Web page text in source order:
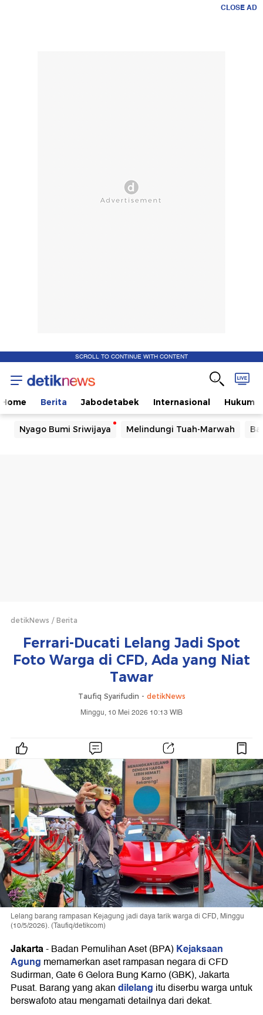
CLOSE AD
SCROLL TO CONTINUE WITH CONTENT
Home Berita Jabodetabek Internasional Hukum
Nyago Bumi Sriwijaya Melindungi Tuah-Marwah
detikNews Berita
Ferrari-Ducati Lelang Jadi Spot
Foto Warga di CFD, Ada yang Niat
Tawar
Taufiq Syarifudin - detikNews
Minggu, 10 Mei 2026 10:13 WIB
Lelang barang rampasan Kejagung jadi daya tarik warga di CFD, Minggu
(10/5/2026). (Taufiq/detikcom)
Jakarta-Badan Pemulihan Aset (BPA)Kejaksaan
Agung memamerkan aset rampasan negara di CFD
Sudirman, Gate 6 Gelora Bung Karno (GBK), Jakarta
Pusat. Barang yang akandilelang itu diserbu warga untuk
berswafoto atau mengamati detailnya dari dekat.